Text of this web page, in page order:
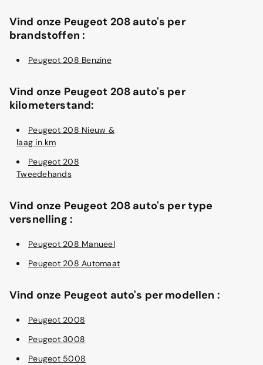
Vind onze Peugeot 208 auto's per
brandstoffen :
Peugeot 208 Benzine
Vind onze Peugeot 208 auto's per
kilometerstand:
Peugeot 208 Nieuw &
laag in km
Peugeot 208
Tweedehands
Vind onze Peugeot 208 auto's per type
versnelling :
Peugeot 208 Manueel
Peugeot 208 Automaat
Vind onze Peugeot auto's per modellen :
Peugeot 2008
Peugeot 3008
Peugeot 5008